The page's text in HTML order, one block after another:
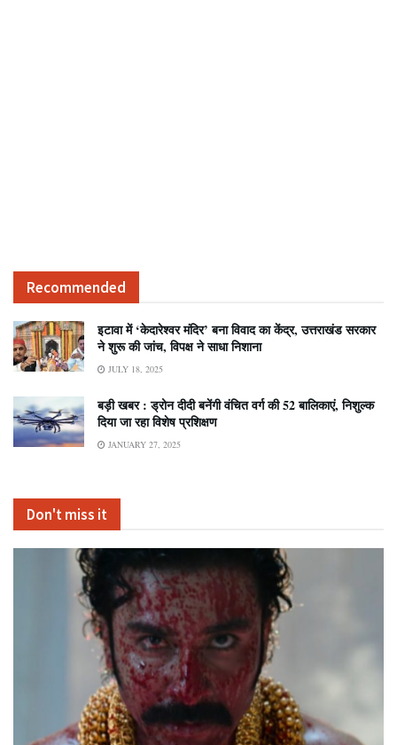
Recommended
इटावा में ‘केदारेश्वर मंदिर’ बना विवाद का केंद्र, उत्तराखंड सरकार
ने शुरू की जांच, विपक्ष ने साधा निशाना
JULY 18, 2025
बड़ी खबर : ड्रोन दीदी बनेंगी वंचित वर्ग की 52 बालिकाएं, निशुल्क
दिया जा रहा विशेष प्रशिक्षण
JANUARY 27, 2025
Don't miss it